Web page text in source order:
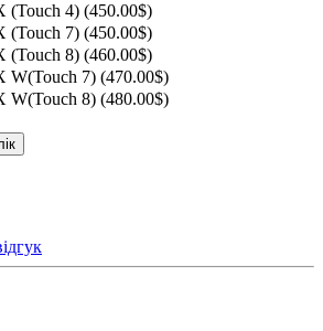
4) (450.00$)
7) (450.00$)
8) (460.00$)
7) (470.00$)
8) (480.00$)